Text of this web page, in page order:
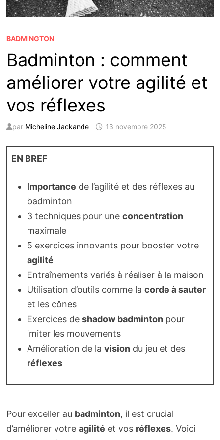
BADMINGTON
Badminton : comment
améliorer votre agilité et
vos réflexes
par Micheline Jackande 13 novembre 2025
EN BREF
Importance de l’agilité et des réflexes au
badminton
3 techniques pour une concentration
maximale
5 exercices innovants pour booster votre
agilité
Entraînements variés à réaliser à la maison
Utilisation d’outils comme la corde à sauter
et les cônes
Exercices de shadow badminton pour
imiter les mouvements
Amélioration de la vision du jeu et des
réflexes
Pour exceller au badminton, il est crucial
d’améliorer votre agilité et vos réflexes. Voici